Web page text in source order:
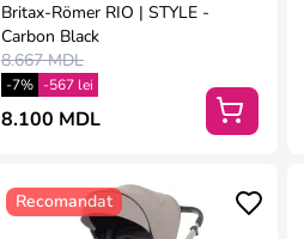
Britax-Römer RIO | STYLE -
Carbon Black
8.667 MDL
-7% -567 lei
8.100 MDL
Recomandat